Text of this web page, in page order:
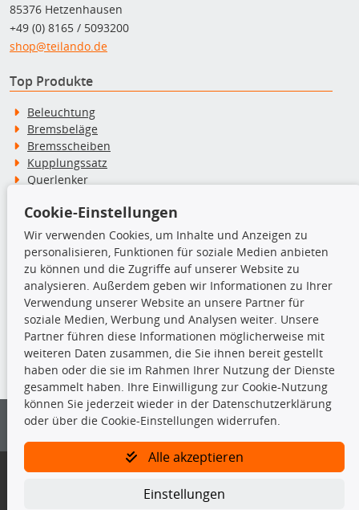
85376 Hetzenhausen
+49 (0) 8165 / 5093200
shop@teilando.de
Top Produkte
Beleuchtung
Bremsbeläge
Bremsscheiben
Kupplungssatz
Querlenker
Stoßdämpfer
TecDoc Inside
Die hier angezeigten Daten insbesondere die gesamte Datenbank dürfen
nicht kopiert werden.
Es ist zu unterlassen, die Daten oder die gesamte Datenbank ohne
vorherige Zustimmung von TecDoc zu vervielfältigen, zu verbreiten
und/oder diese Handlungen durch Dritte ausführen zu lassen. Ein
Bitte prüfen Sie, ob das über unseren Onlineshop identifizierte Ersatzteil
Gegebenenfalls sind ergänzende Informationen notwendig, um
Cookie-Einstellungen
Wir verwenden Cookies, um Inhalte und Anzeigen zu
personalisieren, Funktionen für soziale Medien anbieten
zu können und die Zugriffe auf unserer Website zu
analysieren. Außerdem geben wir Informationen zu Ihrer
Verwendung unserer Website an unsere Partner für
soziale Medien, Werbung und Analysen weiter. Unsere
Partner führen diese Informationen möglicherweise mit
weiteren Daten zusammen, die Sie ihnen bereit gestellt
haben oder die sie im Rahmen Ihrer Nutzung der Dienste
gesammelt haben. Ihre Einwilligung zur Cookie-Nutzung
können Sie jederzeit wieder in der Datenschutzerklärung
oder über die Cookie-Einstellungen widerrufen.
Alle akzeptieren
Einstellungen